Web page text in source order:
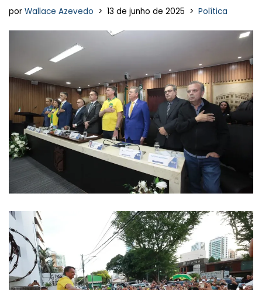
por Wallace Azevedo 13 de junho de 2025 Política